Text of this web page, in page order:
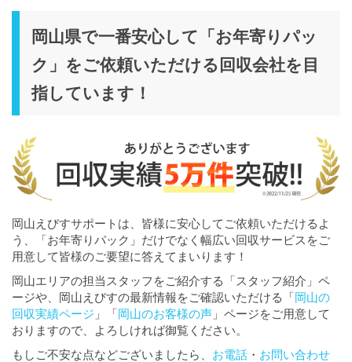
岡山県で一番安心して「お年寄りパッ
ク」をご依頼いただける回収会社を目
指しています！
岡山えびすサポートは、皆様に安心してご依頼いただけるよ
う、「お年寄りパック」だけでなく幅広い回収サービスをご
用意して皆様のご要望に答えてまいります！
岡山エリアの担当スタッフをご紹介する「スタッフ紹介」ペ
ージや、岡山えびすの最新情報をご確認いただける「岡山の
回収実績ページ 」「岡山のお客様の声 」ページをご用意して
おりますので、よろしければ御覧ください。
もしご不安な点などございましたら、 お電話 ・ お問い合わせ